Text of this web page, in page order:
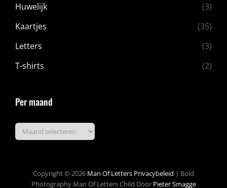
Huwelijk
(3)
Kaartjes
(35)
Letters
(3)
T-shirts
(2)
Per maand
Per
maand
Copyright © 2026 Man Of Letters Privacybeleid | Bold
Photography Man Of Letters Child Door Pieter Smagge